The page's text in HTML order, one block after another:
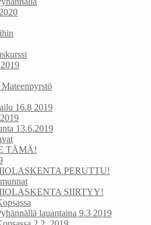
16.8 2019
13.6.2019
TÄMÄ!
PERUTTU!
SIIRTYY!
lauantaina 9.3 2019